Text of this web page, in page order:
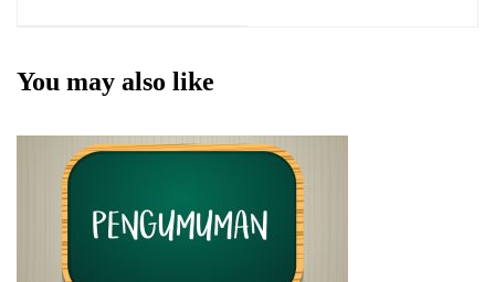
You may also like